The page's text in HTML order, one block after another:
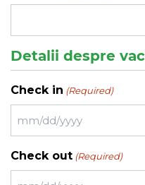
Detalii despre
Check in (Required)
MM
DD
Check out (Required)